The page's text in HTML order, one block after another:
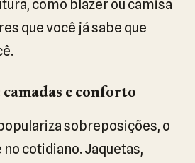
como blazer ou camisa
que você já sabe que
e conforto
sobreposições, o
cotidiano. Jaquetas,